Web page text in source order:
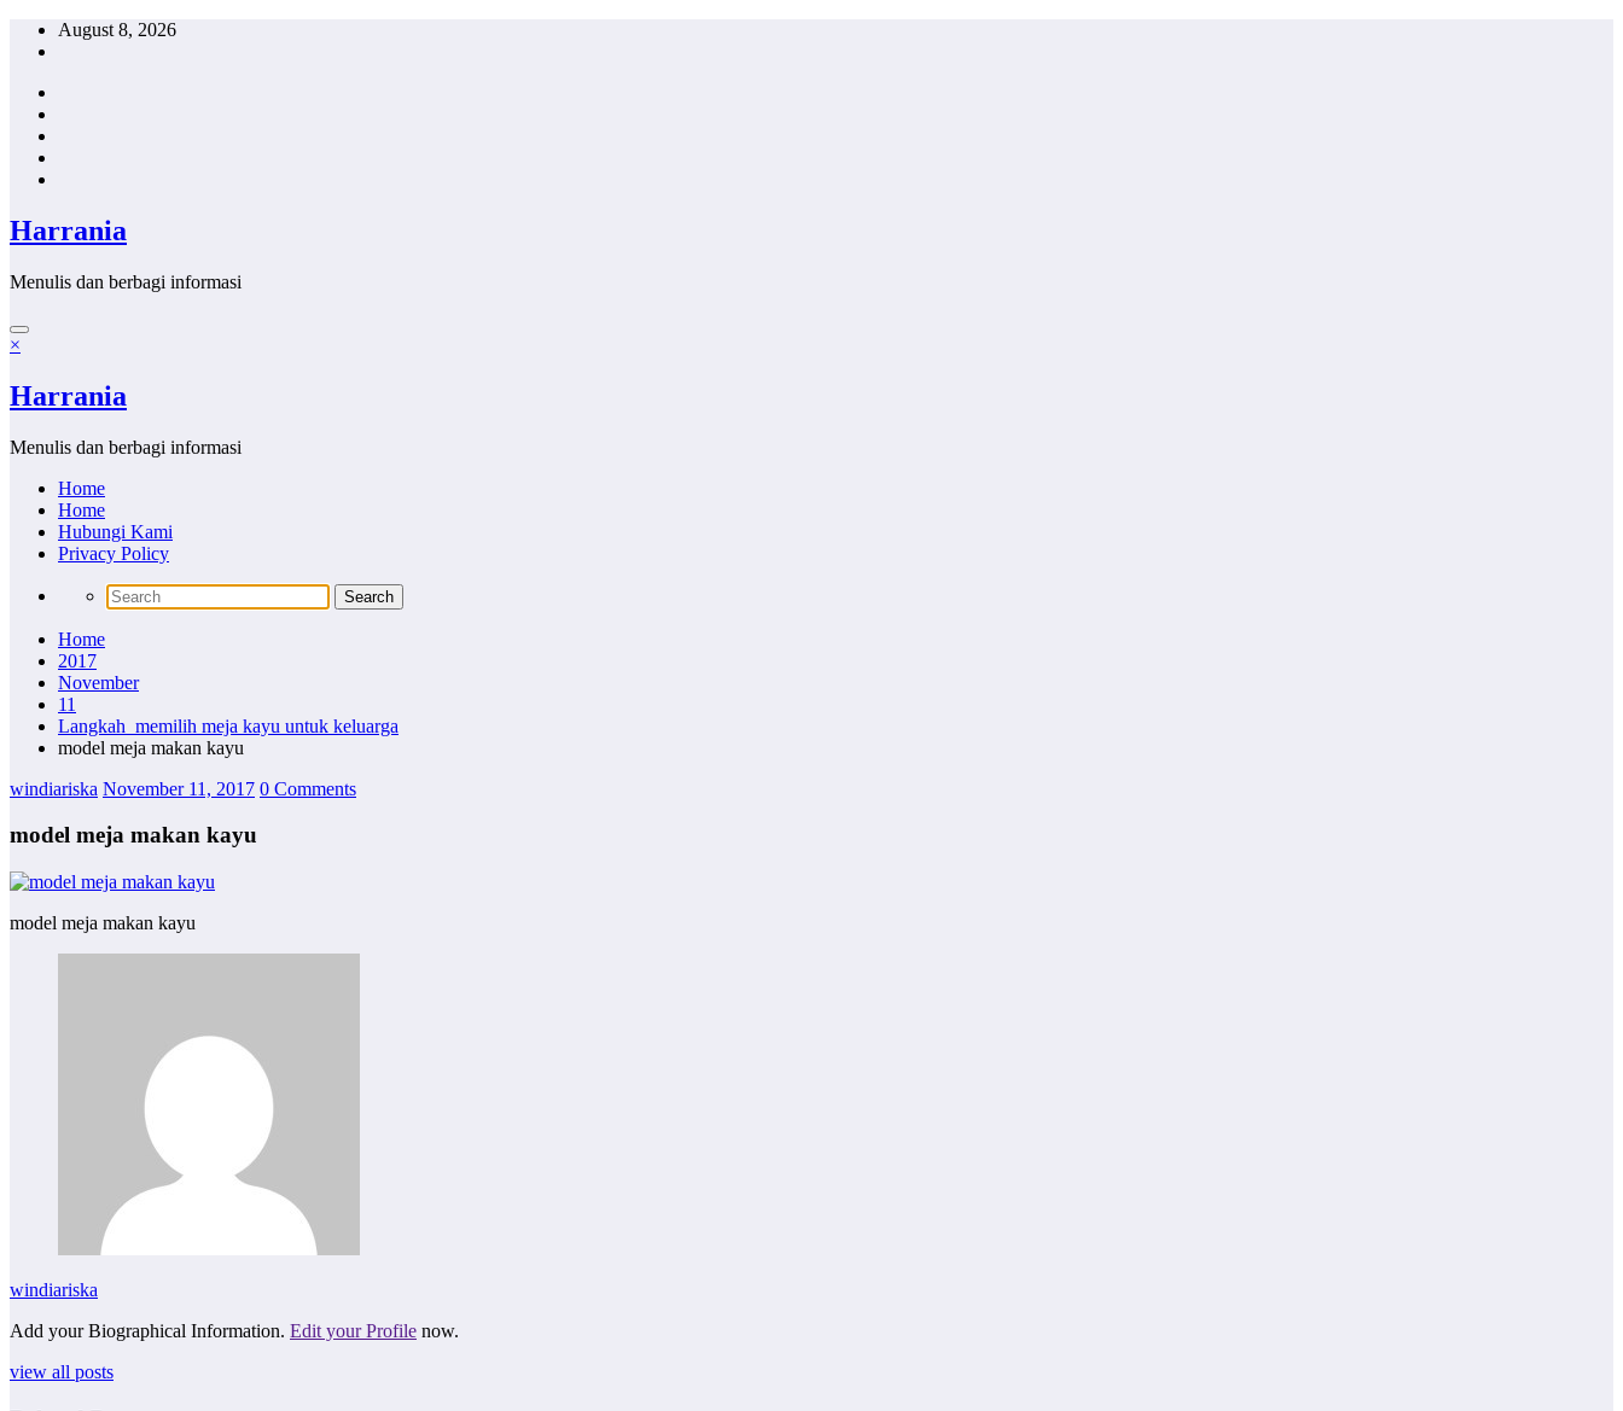
Skip
August 8, 2026
Harrania
Menulis dan berbagi informasi
×
Harrania
Menulis dan berbagi informasi
Home
Home
Hubungi Kami
Privacy Policy
Home
2017
November
11
Langkah memilih meja kayu untuk keluarga
model meja makan kayu
windiariska November 11, 2017 0 Comments
model meja makan kayu
model meja makan kayu
windiariska
Add your Biographical Information. Edit your Profile now.
view all posts